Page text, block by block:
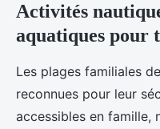
Activités
aquatiques pour
Les plages familiales
reconnues pour leur
accessibles en famille,